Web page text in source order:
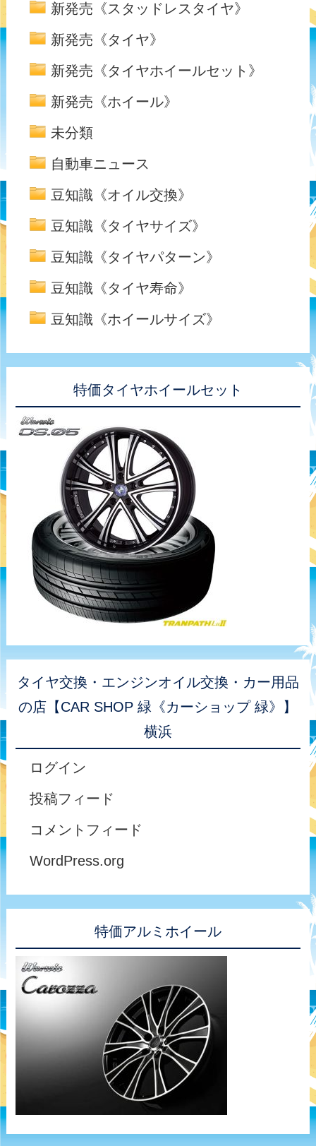
新発売《スタッドレスタイヤ》
新発売《タイヤ》
新発売《タイヤホイールセット》
新発売《ホイール》
未分類
自動車ニュース
豆知識《オイル交換》
豆知識《タイヤサイズ》
豆知識《タイヤパターン》
豆知識《タイヤ寿命》
豆知識《ホイールサイズ》
特価タイヤホイールセット
タイヤ交換・エンジンオイル交換・カー用品
の店【CAR SHOP 緑《カーショップ 緑》】
横浜
ログイン
投稿フィード
コメントフィード
WordPress.org
特価アルミホイール